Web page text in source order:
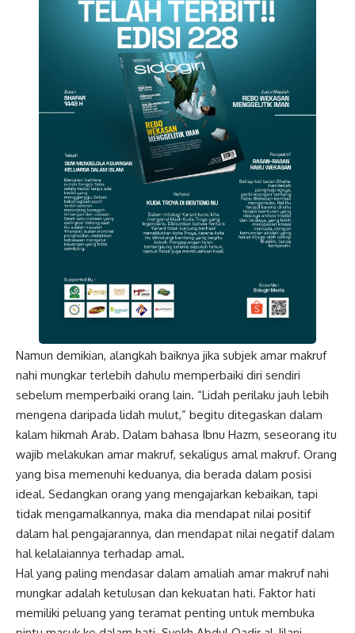
Namun demikian, alangkah baiknya jika subjek amar makruf
nahi mungkar terlebih dahulu memperbaiki diri sendiri
sebelum memperbaiki orang lain. “Lidah perilaku jauh lebih
mengena daripada lidah mulut,” begitu ditegaskan dalam
kalam hikmah Arab. Dalam bahasa Ibnu Hazm, seseorang itu
wajib melakukan amar makruf, sekaligus amal makruf. Orang
yang bisa memenuhi keduanya, dia berada dalam posisi
ideal. Sedangkan orang yang mengajarkan kebaikan, tapi
tidak mengamalkannya, maka dia mendapat nilai positif
dalam hal pengajarannya, dan mendapat nilai negatif dalam
hal kelalaiannya terhadap amal.
Hal yang paling mendasar dalam amaliah amar makruf nahi
mungkar adalah ketulusan dan kekuatan hati. Faktor hati
memiliki peluang yang teramat penting untuk membuka